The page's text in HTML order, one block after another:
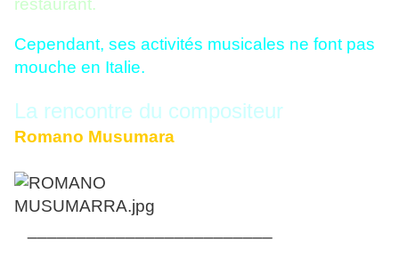
restaurant.
Cependant, ses activités musicales ne font pas
mouche en Italie.
La rencontre du compositeur
Romano Musumara